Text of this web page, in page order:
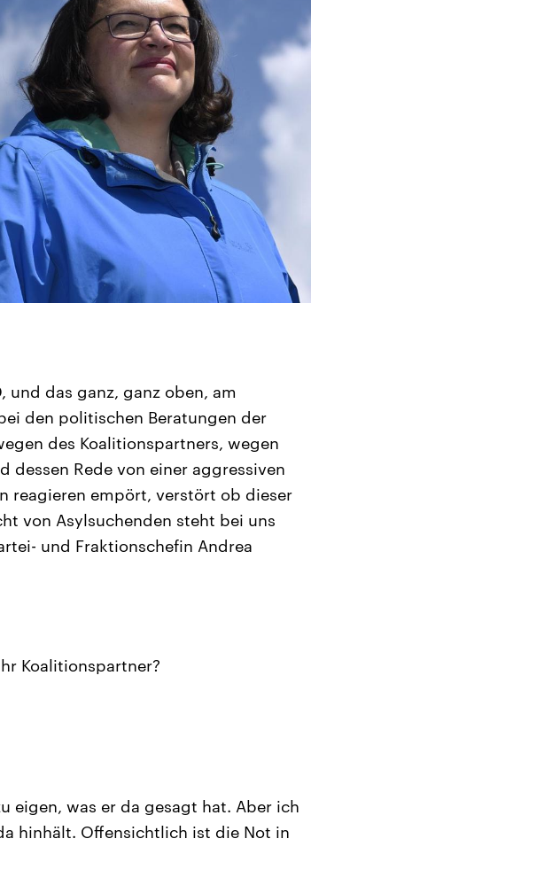
und das ganz, ganz oben, am
den politischen Beratungen der
des Koalitionspartners, wegen
dessen Rede von einer aggressiven
reagieren empört, verstört ob dieser
von Asylsuchenden steht bei uns
und Fraktionschefin Andrea
Koalitionspartner?
eigen, was er da gesagt hat. Aber ich
hinhält. Offensichtlich ist die Not in